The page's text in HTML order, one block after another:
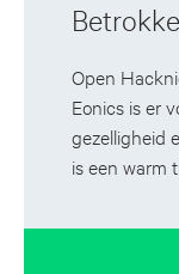
Open
Eonics is er
gezelligheid
is een warm